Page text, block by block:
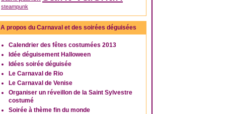
steampunk
A propos du Carnaval et des soirées déguisées
Calendrier des fêtes costumées 2013
Idée déguisement Halloween
Idées soirée déguisée
Le Carnaval de Rio
Le Carnaval de Venise
Organiser un réveillon de la Saint Sylvestre
costumé
Soirée à thème fin du monde